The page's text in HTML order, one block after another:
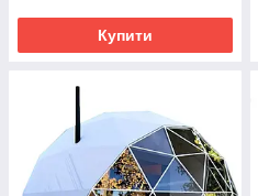
Купити